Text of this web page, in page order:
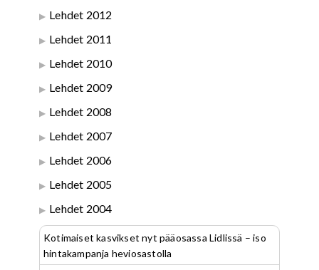
Lehdet 2012
Lehdet 2011
Lehdet 2010
Lehdet 2009
Lehdet 2008
Lehdet 2007
Lehdet 2006
Lehdet 2005
Lehdet 2004
Kotimaiset kasvikset nyt pääosassa Lidlissä – iso
hintakampanja heviosastolla